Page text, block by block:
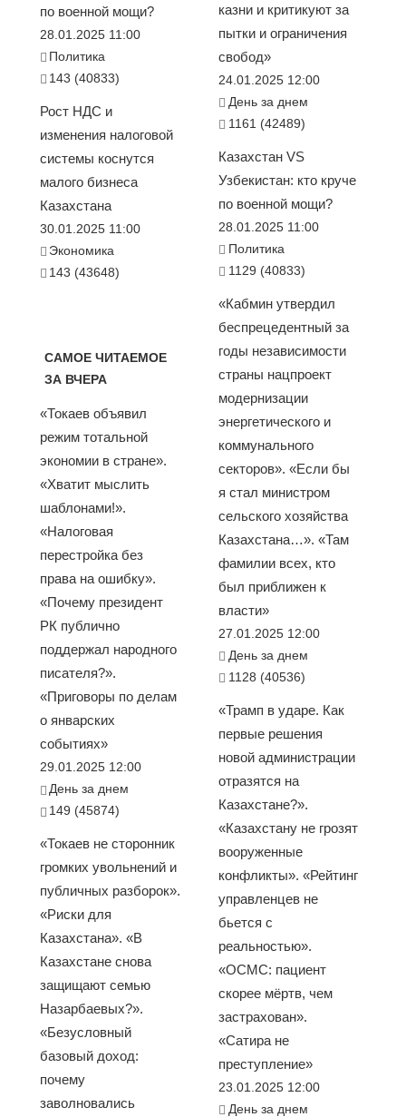
по военной мощи?
28.01.2025 11:00
Политика
143 (40833)
Рост НДС и
изменения налоговой
системы коснутся
малого бизнеса
Казахстана
30.01.2025 11:00
Экономика
143 (43648)
САМОЕ ЧИТАЕМОЕ
ЗА ВЧЕРА
«Токаев объявил
режим тотальной
экономии в стране».
«Хватит мыслить
шаблонами!».
«Налоговая
перестройка без
права на ошибку».
«Почему президент
РК публично
поддержал народного
писателя?».
«Приговоры по делам
о январских
событиях»
29.01.2025 12:00
День за днем
149 (45874)
«Токаев не сторонник
громких увольнений и
публичных разборок».
«Риски для
Казахстана». «В
Казахстане снова
защищают семью
Назарбаевых?».
«Безусловный
базовый доход:
почему
заволновались
казни и критикуют за
пытки и ограничения
свобод»
24.01.2025 12:00
День за днем
1161 (42489)
Казахстан VS
Узбекистан: кто круче
по военной мощи?
28.01.2025 11:00
Политика
1129 (40833)
«Кабмин утвердил
беспрецедентный за
годы независимости
страны нацпроект
модернизации
энергетического и
коммунального
секторов». «Если бы
я стал министром
сельского хозяйства
Казахстана…». «Там
фамилии всех, кто
был приближен к
власти»
27.01.2025 12:00
День за днем
1128 (40536)
«Трамп в ударе. Как
первые решения
новой администрации
отразятся на
Казахстане?».
«Казахстану не грозят
вооруженные
конфликты». «Рейтинг
управленцев не
бьется с
реальностью».
«ОСМС: пациент
скорее мёртв, чем
застрахован».
«Сатира не
преступление»
23.01.2025 12:00
День за днем